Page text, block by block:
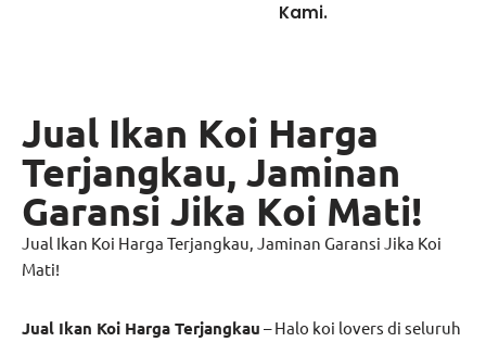
Kami.
Jual Ikan Koi Harga
Terjangkau, Jaminan
Garansi Jika Koi Mati!
Jual Ikan Koi Harga Terjangkau, Jaminan Garansi Jika Koi
Mati!
Jual Ikan Koi Harga Terjangkau – Halo koi lovers di seluruh